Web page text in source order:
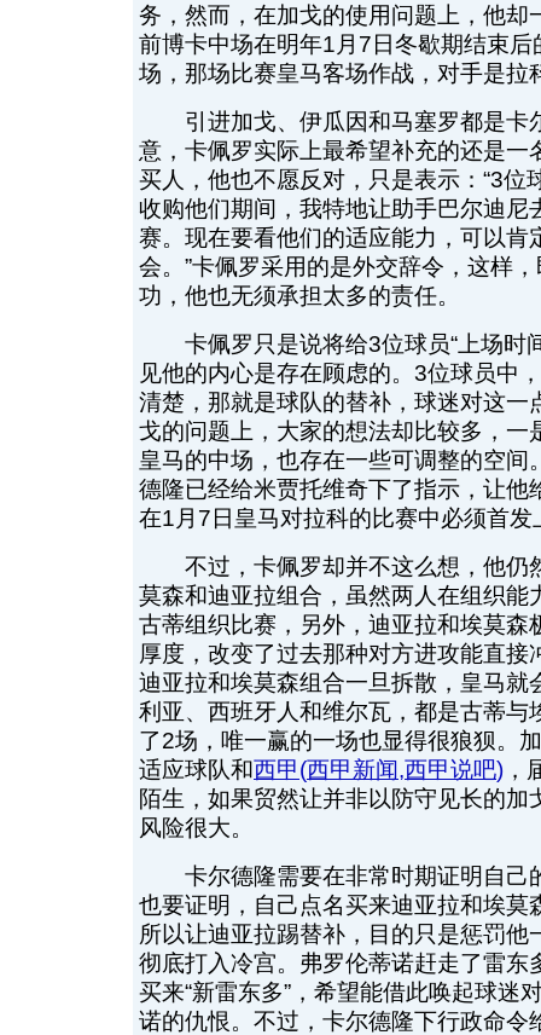
务，然而，在加戈的使用问题上，他却
前博卡中场在明年1月7日冬歇期结束
场，那场比赛皇马客场作战，对手是拉
引进加戈、伊瓜因和马塞罗都是卡
意，卡佩罗实际上最希望补充的还是一
买人，他也不愿反对，只是表示：“3位
收购他们期间，我特地让助手巴尔迪尼
赛。现在要看他们的适应能力，可以肯
会。”卡佩罗采用的是外交辞令，这样
功，他也无须承担太多的责任。
卡佩罗只是说将给3位球员“上场时间
见他的内心是存在顾虑的。3位球员中
清楚，那就是球队的替补，球迷对这一
戈的问题上，大家的想法却比较多，一
皇马的中场，也存在一些可调整的空间
德隆已经给米贾托维奇下了指示，让他
在1月7日皇马对拉科的比赛中必须首发
不过，卡佩罗却并不这么想，他仍
莫森和迪亚拉组合，虽然两人在组织能
古蒂组织比赛，另外，迪亚拉和埃莫森
厚度，改变了过去那种对方进攻能直接
迪亚拉和埃莫森组合一旦拆散，皇马就
利亚、西班牙人和维尔瓦，都是古蒂与
了2场，唯一赢的一场也显得很狼狈。
适应球队和西甲(西甲新闻,西甲说吧) ，
陌生，如果贸然让并非以防守见长的加
风险很大。
卡尔德隆需要在非常时期证明自己
也要证明，自己点名买来迪亚拉和埃莫
所以让迪亚拉踢替补，目的只是惩罚他
彻底打入冷宫。弗罗伦蒂诺赶走了雷东
买来“新雷东多”，希望能借此唤起球迷
诺的仇恨。不过，卡尔德隆下行政命令